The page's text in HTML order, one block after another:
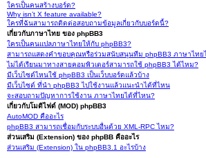
ใครเป็นคนสร้างบอร์ด?
Why isn’t X feature available?
ใครที่ฉันสามารถติดต่อสอบถามข้อมูลเกี่ยวกับบอร์ดนี้?
เกี่ยวกับภาษาไทย ของ phpBB3
ใครเป็นคนแปลภาษาไทยให้กับ phpBB3?
สามารถแสดงคำขอบคุณหรือร่วมสนับสนุนทีม phpBB3 ภาษาไทย
ไม่ได้เรียนมาทางสายคอมพิวเตอร์สามารถใช้ phpBB3 ได้ไหม?
มีเว็บไซต์ไหนใช้ phpBB3 เป็นเว็บบอร์ดแล้วบ้าง
มีเว็บไซต์ ที่นำ phpBB3 ไปใช้งานแล้วแนะนำได้ที่ไหน
จะสอบถามปัญหาการใช้งาน ภาษาไทยได้ที่ไหน?
เกี่ยวกับโมดิไฟด์ (MOD) phpBB3
AutoMOD คืออะไร
phpBB3 สามารถเชื่อมกับระบบอื่นด้วย XML-RPC ไหม?
ส่วนเสริม (Extension) ของ phpBB คืออะไร
ส่วนเสริม (Extension) ใน phpBB3.1 อะไรบ้าง